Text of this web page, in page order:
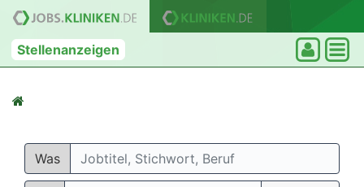
Stellenanzeigen
Was